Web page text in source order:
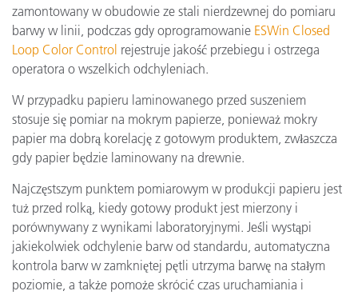
zamontowany w obudowie ze stali nierdzewnej do pomiaru
barwy w linii, podczas gdy oprogramowanie ESWin Closed
Loop Color Control rejestruje jakość przebiegu i ostrzega
operatora o wszelkich odchyleniach.
W przypadku papieru laminowanego przed suszeniem
stosuje się pomiar na mokrym papierze, ponieważ mokry
papier ma dobrą korelację z gotowym produktem, zwłaszcza
gdy papier będzie laminowany na drewnie.
Najczęstszym punktem pomiarowym w produkcji papieru jest
tuż przed rolką, kiedy gotowy produkt jest mierzony i
porównywany z wynikami laboratoryjnymi. Jeśli wystąpi
jakiekolwiek odchylenie barw od standardu, automatyczna
kontrola barw w zamkniętej pętli utrzyma barwę na stałym
poziomie, a także pomoże skrócić czas uruchamiania i